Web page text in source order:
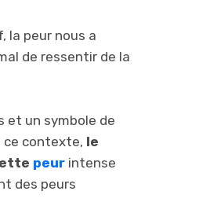
la peur nous a
de ressentir de la
et un symbole de
ce contexte, le
peur intense
des peurs